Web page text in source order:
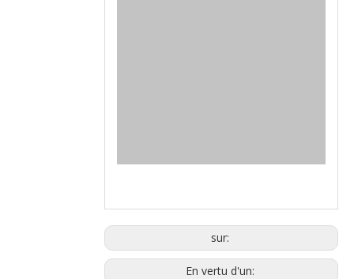
sur:
En vertu d'un: